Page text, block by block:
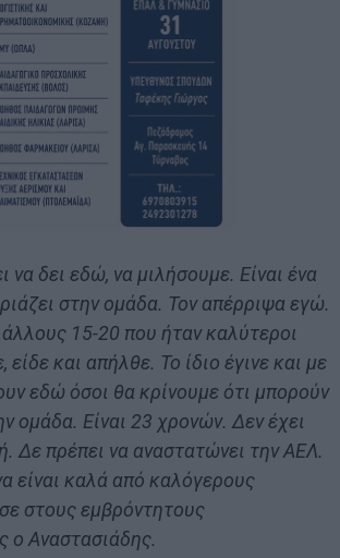
να δει εδώ, να μιλήσουμε. Είναι ένα
στην ομάδα. Τον απέρριψα εγώ.
15-20 που ήταν καλύτεροι
και απήλθε. Το ίδιο έγινε και με
εδώ όσοι θα κρίνουμε ότι μπορούν
ομάδα. Είναι 23 χρονών. Δεν έχει
Δε πρέπει να αναστατώνει την ΑΕΛ.
είναι καλά από καλόγερους
στους εμβρόντητους
ο Αναστασιάδης.